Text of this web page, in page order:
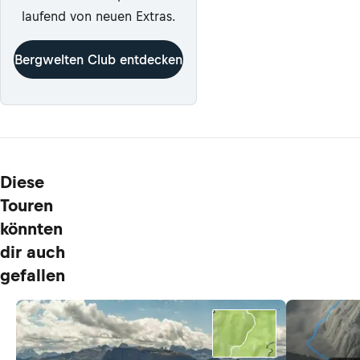
laufend von neuen Extras.
Bergwelten Club entdecken
Diese
Touren
könnten
dir auch
gefallen